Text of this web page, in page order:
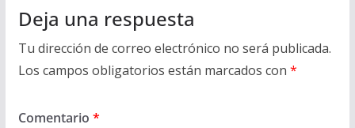
Deja una respuesta
Tu dirección de correo electrónico no será publicada.
Los campos obligatorios están marcados con *
Comentario *